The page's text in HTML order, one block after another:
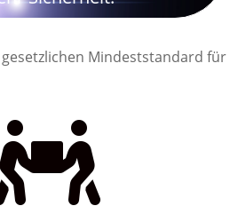
Mindeststandard für